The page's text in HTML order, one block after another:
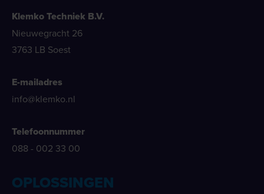
Klemko Techniek B.V.
Nieuwegracht 26
3763 LB Soest
E-mailadres
info@klemko.nl
Telefoonnummer
088 - 002 33 00
OPLOSSINGEN